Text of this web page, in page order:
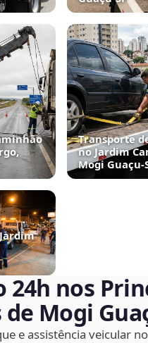
Transporte
no Jardim
Mogi
24h nos
Mogi
e assistência veicular